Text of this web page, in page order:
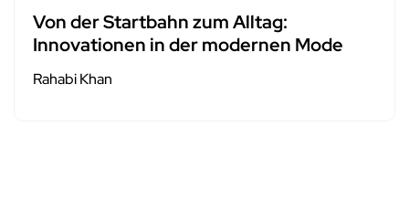
Von der Startbahn zum Alltag:
Innovationen in der modernen Mode
Rahabi Khan